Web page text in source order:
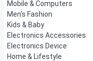
Mobile & Computers
Men's Fashion
Kids & Baby
Electronics Accessories
Electronics Device
Home & Lifestyle